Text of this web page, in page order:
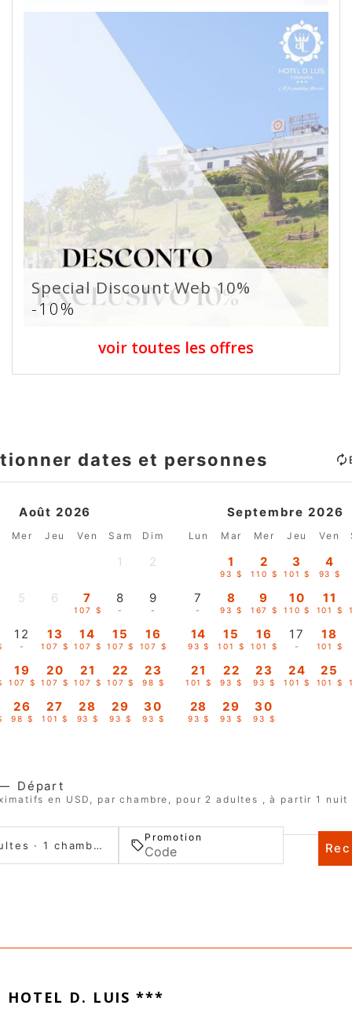
Special Discount Web 10%
-10%
voir toutes les offres
dates et personnes
Août 2026
Mer Jeu Ven Sam Dim
1 2
5 6 7
107 $
8
-
9
-
12
-
13
107 $
14
107 $
15
107 $
16
107 $
19
107 $
20
107 $
21
107 $
22
107 $
23
98 $
26
98 $
27
101 $
28
93 $
29
93 $
30
93 $
Septembre 2026
Lun Mar Mer Jeu Ven
1
93 $
2
110 $
3
101 $
4
93 $
7
-
8
93 $
9
167 $
10
110 $
11
101 $
14
93 $
15
101 $
16
101 $
17
-
18
101 $
21
101 $
22
93 $
23
93 $
24
101 $
25
101 $
28
93 $
29
93 $
30
93 $
Départ
en USD, par chambre, pour 2 adultes , à partir 1 nuit
2 adultes · 1 chambre
Promotion
HOTEL D. LUIS ***